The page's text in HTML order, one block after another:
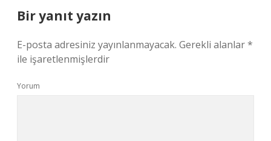
Bir yanıt yazın
E-posta adresiniz yayınlanmayacak. Gerekli alanlar*
ile işaretlenmişlerdir
Yorum